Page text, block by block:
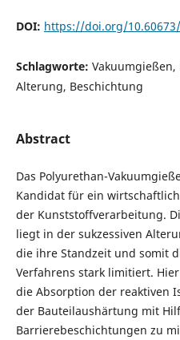
DOI: https://doi.org/10.60673/
Schlagworte:
Alterung, Beschichtung
Abstract
Das Polyurethan-
Kandidat für ein
der Kunststoffverarbeitung.
liegt in der sukzessiven
die ihre Standzeit und somit
Verfahrens stark limitiert.
die Absorption der reaktiven
der Bauteilaushärtung mit
Barrierebeschichtungen zu